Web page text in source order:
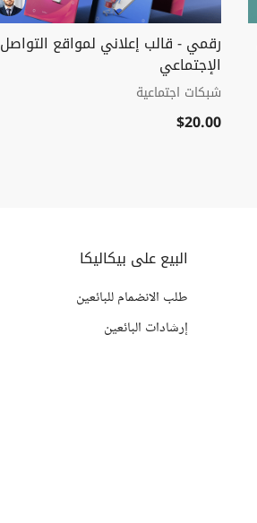
رقمي - قالب إعلاني لمواقع التواصل
الإجتماعي
شبكات اجتماعية
$20.00
البيع على بيكاليكا
طلب الانضمام للبائعين
إرشادات البائعين